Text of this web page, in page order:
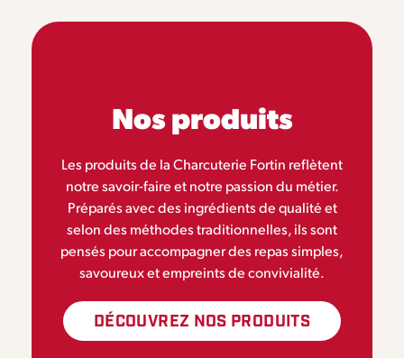
Nos produits
Les produits de la Charcuterie Fortin reflètent
notre savoir-faire et notre passion du métier.
Préparés avec des ingrédients de qualité et
selon des méthodes traditionnelles, ils sont
pensés pour accompagner des repas simples,
savoureux et empreints de convivialité.
DÉCOUVREZ NOS PRODUITS